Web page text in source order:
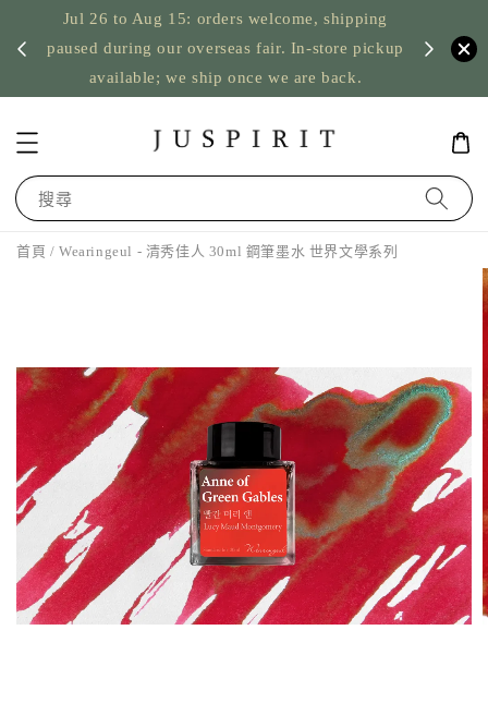
Jul 26 to Aug 15: orders welcome, shipping
paused during our overseas fair. In-store pickup
available; we ship once we are back.
US
搜尋
首頁 / Wearingeul - 清秀佳人 30ml 鋼筆墨水 世界文學系列